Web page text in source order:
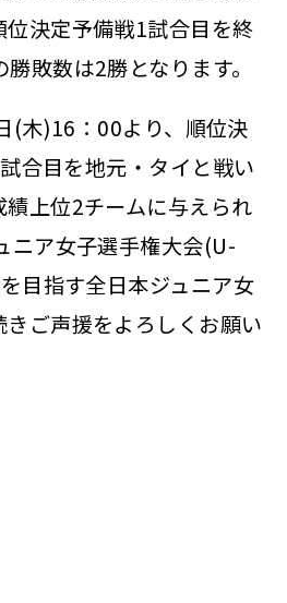
位決定予備戦1試合目を終
敗数は2勝となります。
(木)16：00より、順位決
合目を地元・タイと戦い
績上位2チームに与えられ
ニア女子選手権大会(U-
目指す全日本ジュニア女
ご声援をよろしくお願い